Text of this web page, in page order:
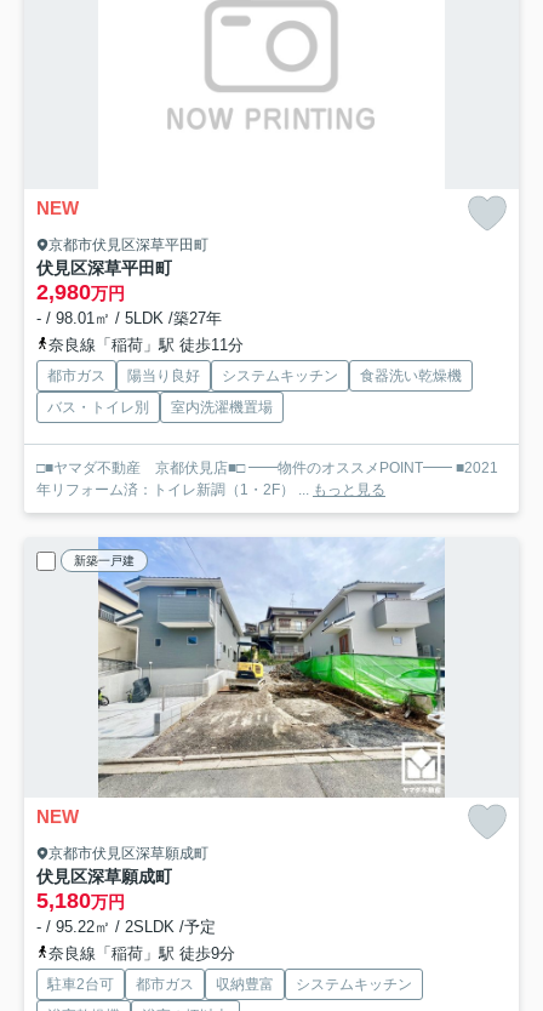
NEW
京都市伏見区深草平田町
伏見区深草平田町
2,980万円
- / 98.01㎡ / 5LDK /築27年
奈良線「稲荷」駅 徒歩11分
都市ガス 陽当り良好 システムキッチン
食器洗い乾燥機
バス・トイレ別
室内洗濯機置場
□■ヤマダ不動産 京都伏見店■□ ━━物件のオススメPOINT━━ ■2021
年リフォーム済：トイレ新調（1・2F） ... もっと見る
新築一戸建
NEW
京都市伏見区深草願成町
伏見区深草願成町
5,180万円
- / 95.22㎡ / 2SLDK /予定
奈良線「稲荷」駅 徒歩9分
駐車2台可 都市ガス 収納豊富
システムキッチン